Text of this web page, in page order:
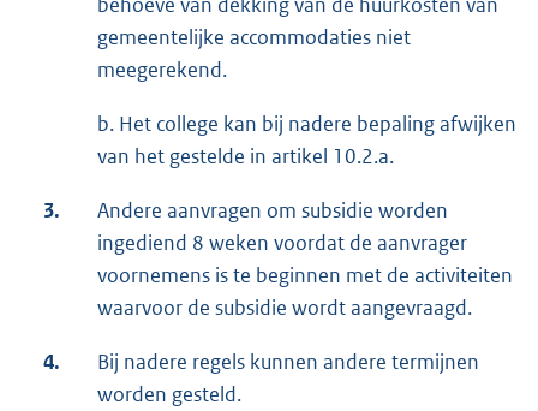
gemeentelijke accommodaties niet
meegerekend.
b. Het college kan bij nadere bepaling afwijken
van het gestelde in artikel 10.2.a.
3.
Andere aanvragen om subsidie worden
ingediend 8 weken voordat de aanvrager
voornemens is te beginnen met de activiteiten
waarvoor de subsidie wordt aangevraagd.
4.
Bij nadere regels kunnen andere termijnen
worden gesteld.